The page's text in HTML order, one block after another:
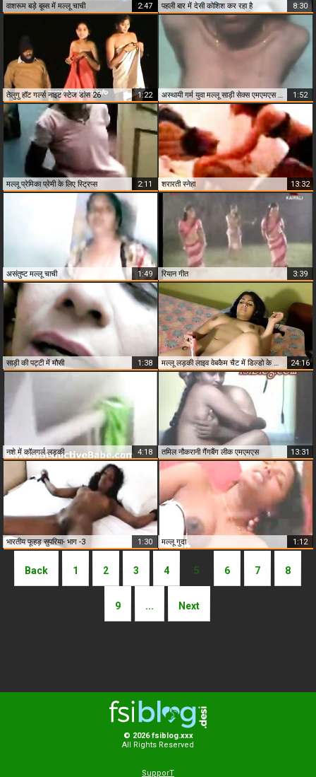
वाशरूम बड़े बूब्स में मल्लू चाची 2:47 पहली बार में देसी कोशिश कर रहा है 8:30
तेलुगु हॉट गर्ल्स नाइट स्टेज डांस 26 1:22 अस्थायी गर्म युवा मल्लू साड़ी सेक्स एमएमएस कांड 1:52
मल्लू प्रेमिका प्रेमी के लिए स्ट्रिप्स 2:11 शरारती स्नेहा 13:32
असंतुष्ट मल्लू चाची 1:49 रियान गीत 3:39
साड़ी की पट्टी में मौसी 1:38 मल्लू लड़की लाइव वेबकैम चैट में डिल्डो के साथ हस्तमैथुन करती है 24:16
नशे में कॉलगर्ल लड़की 4:18 तमिल नौकरानी गैंगबैंग लीक एमएमएस 13:31
भारतीय फूहड़ सुपरिया- भाग -3 1:30 मल्लू गुदा 1:12
Back 1 2 3 4 5 6 7 8
9 ... Next
© 2026 fsiblog.xxx
All Rights Reserved
SupporT